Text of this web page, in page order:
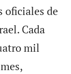
oficiales de
Cada
mil